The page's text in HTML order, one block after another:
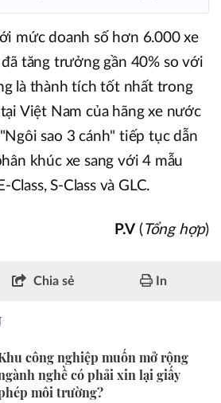
mức doanh số hơn 6.000 xe
tăng trưởng gần 40% so với
là thành tích tốt nhất trong
Việt Nam của hãng xe nước
sao 3 cánh" tiếp tục dẫn
khúc xe sang với 4 mẫu
Class, S-Class và GLC.
P.V ( Tổng hợp)
Chia sẻ In
công nghiệp muốn mở rộng
nghề có phải xin lại giấy
môi trường?